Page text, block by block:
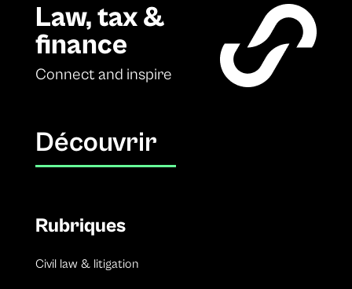
Law, tax &
finance
Connect and inspire
Découvrir
Rubriques
Civil law & litigation